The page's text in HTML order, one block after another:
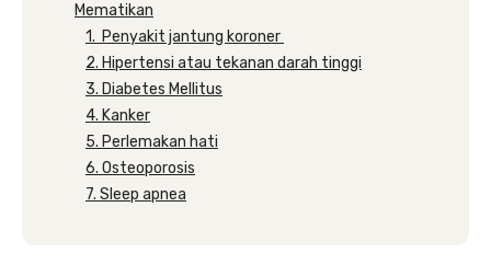
Mematikan
1. Penyakit jantung koroner
2. Hipertensi atau tekanan darah tinggi
3. Diabetes Mellitus
4. Kanker
5. Perlemakan hati
6. Osteoporosis
7. Sleep apnea